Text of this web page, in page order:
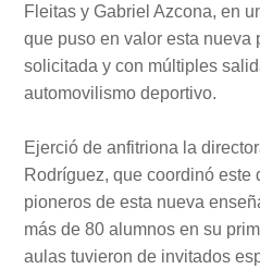
Fleitas y Gabriel Azcona, en
que puso en valor esta nueva
solicitada y con múltiples
automovilismo deportivo.
Ejerció de anfitriona la
Rodríguez, que coordinó este
pioneros de esta nueva
más de 80 alumnos en su
aulas tuvieron de invitados